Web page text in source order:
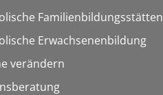
Familienbildungsstätten
Erwachsenenbildung
verändern